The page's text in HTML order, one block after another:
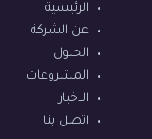
الرئيسية
عن الشركة
الحلول
المشروعات
الاخبار
اتصل بنا